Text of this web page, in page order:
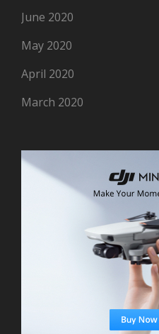
June 2020
May 2020
April 2020
March 2020